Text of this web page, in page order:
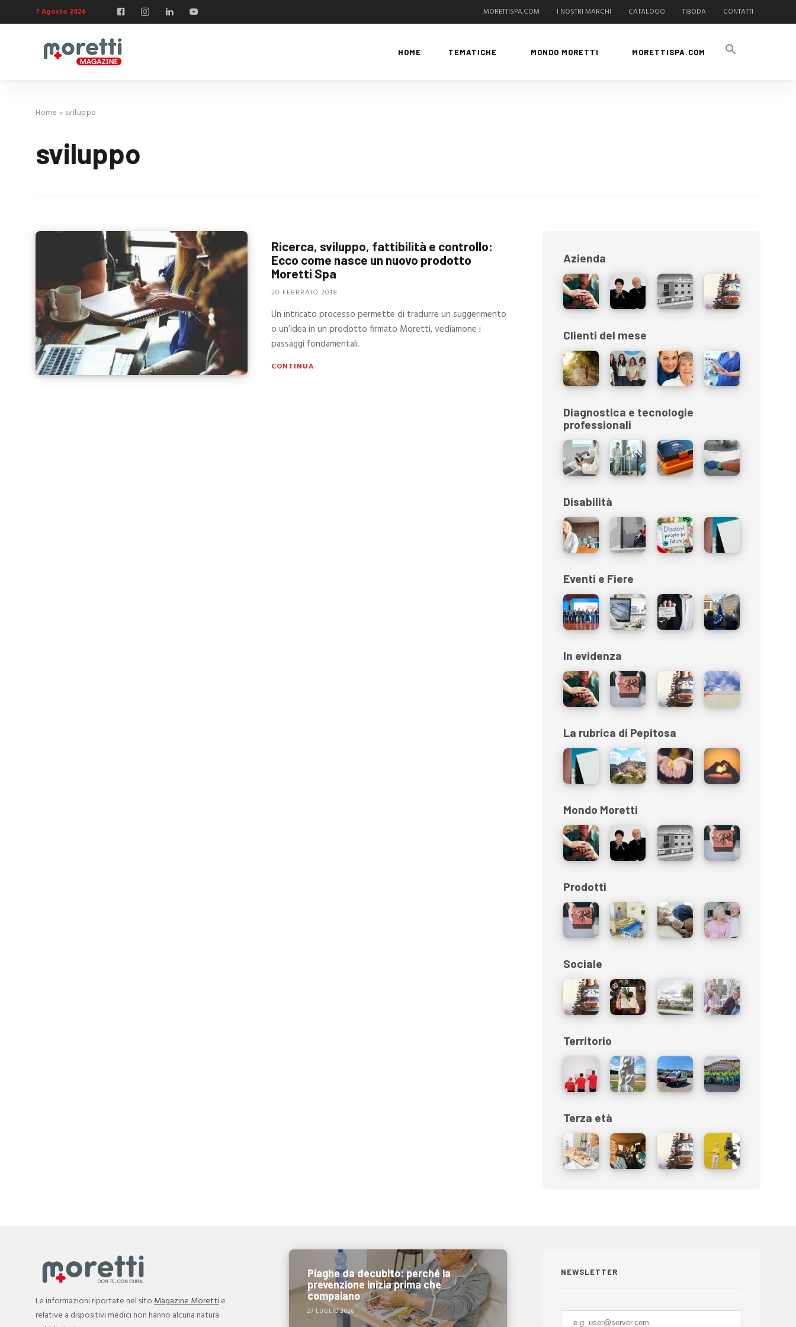
7 Agosto 2026 MORETTISPA.COM I NOSTRI MARCHI CATALOGO TIBODA CONTATTI
HOME TEMATICHE MONDO MORETTI MORETTISPA.COM
Home » sviluppo
sviluppo
Ricerca, sviluppo, fattibilità e controllo:
Ecco come nasce un nuovo prodotto
Moretti Spa
20 FEBBRAIO 2018
Un intricato processo permette di tradurre un suggerimento
o un’idea in un prodotto firmato Moretti, vediamone i
passaggi fondamentali.
CONTINUA
Azienda
Clienti del mese
Diagnostica e tecnologie
professionali
Disabilità
Eventi e Fiere
In evidenza
La rubrica di Pepitosa
Mondo Moretti
Prodotti
Sociale
Territorio
Terza età
Le informazioni riportate nel sitoMagazine Morettie
relative a dispositivi medici non hanno alcuna natura
Piaghe da decubito: perché la
prevenzione inizia prima che
compaiano
27 LUGLIO 2026
NEWSLETTER